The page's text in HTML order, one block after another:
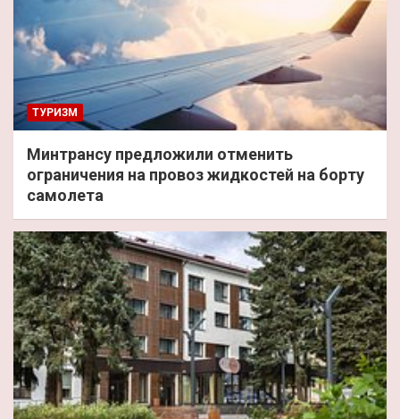
ТУРИЗМ
Минтрансу предложили отменить
ограничения на провоз жидкостей на борту
самолета